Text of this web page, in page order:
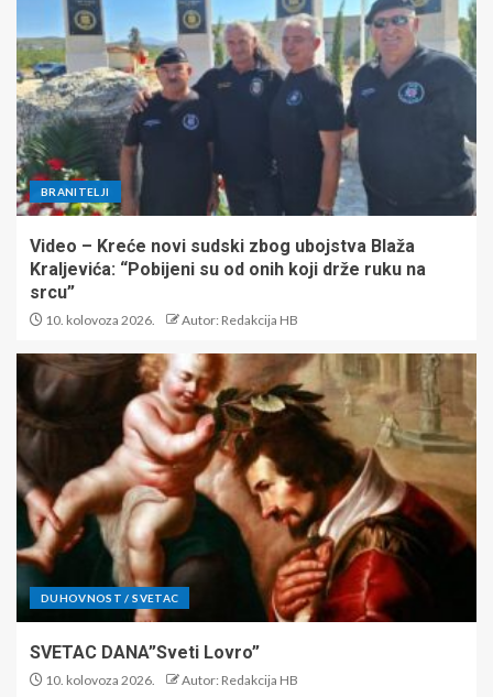
BRANITELJI
Video – Kreće novi sudski zbog ubojstva Blaža
Kraljevića: “Pobijeni su od onih koji drže ruku na
srcu”
10. kolovoza 2026. Autor: Redakcija HB
DUHOVNOST / SVETAC
SVETAC DANA”Sveti Lovro”
10. kolovoza 2026. Autor: Redakcija HB